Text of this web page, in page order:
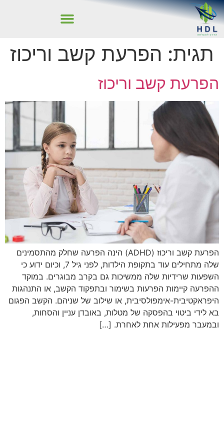
תגית: הפרעת קשב וריכוז
הפרעת קשב וריכוז
הפרעת קשב וריכוז (ADHD) הינה הפרעה שחלק מהתסמינים
שלה מתחילים עוד בתקופת הילדות, לפני גיל 7, וכיום ידוע כי
השפעות שרידיות שלה ממשיכות גם בקרב מבוגרים. במוקד
ההפרעה קיימות הפרעות בשימור ובתפקוד הקשב, או התנהגות
היפראקטיבית-אימפולסיבית, או שילוב של שניהם. הקשב הפגום
בא לידי ביטוי בהפסקה של מטלות, באובדן עניין והסחות,
ובמעבר מפעילות אחת לאחרת. […]